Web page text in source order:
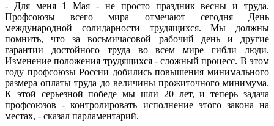
- Для меня 1 Мая - не просто праздник весны и труда.
Профсоюзы всего мира отмечают сегодня День
международной солидарности трудящихся. Мы должны
помнить, что за восьмичасовой рабочий день и другие
гарантии достойного труда во всем мире гибли люди.
Изменение положения трудящихся - сложный процесс. В этом
году профсоюзы России добились повышения минимального
размера оплаты труда до величины прожиточного минимума.
К этой серьезной победе мы шли 20 лет, и теперь задача
профсоюзов - контролировать исполнение этого закона на
местах, - сказал парламентарий.